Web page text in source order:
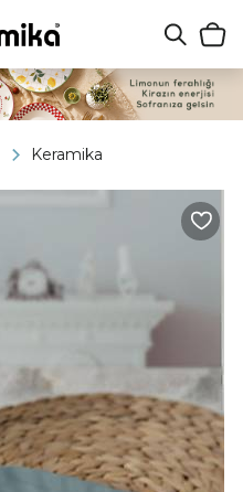
Keramika